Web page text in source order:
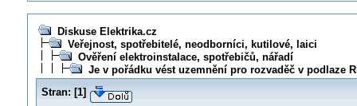
Diskuse Elektrika.cz
Veřejnost, spotřebitelé, neodborníci, kutilové, laici
Ověření elektroinstalace, spotřebičů, nářadí
Je v pořádku vést uzemnění pro rozvaděč v podlaze
Stran: [1]